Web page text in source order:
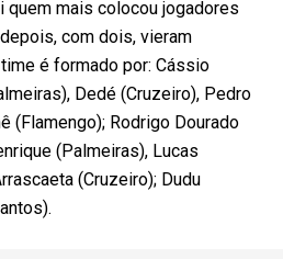
mais colocou jogadores
com dois, vieram
é formado por: Cássio
Dedé (Cruzeiro), Pedro
(Flamengo); Rodrigo Dourado
(Palmeiras), Lucas
(Cruzeiro); Dudu